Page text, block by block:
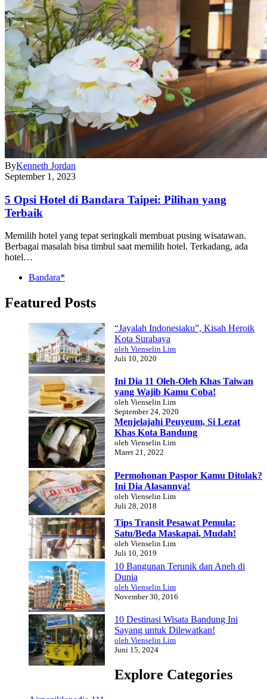
ByKenneth Jordan
September 1, 2023
5 Opsi Hotel di Bandara Taipei: Pilihan yang
Terbaik
Memilih hotel yang tepat seringkali membuat pusing wisatawan.
Berbagai masalah bisa timbul saat memilih hotel. Terkadang, ada
hotel…
Bandara*
Featured Posts
“Jayalah Indonesiaku”, Kisah Heroik
Kota Surabaya
oleh Vienselin Lim
Juli 10, 2020
Ini Dia 11 Oleh-Oleh Khas Taiwan
yang Wajib Kamu Coba!
oleh Vienselin Lim
September 24, 2020
Menjelajahi Peuyeum, Si Lezat
Khas Kota Bandung
oleh Vienselin Lim
Maret 21, 2022
Permohonan Paspor Kamu Ditolak?
Ini Dia Alasannya!
oleh Vienselin Lim
Juli 28, 2018
Tips Transit Pesawat Pemula:
Satu/Beda Maskapai, Mudah!
oleh Vienselin Lim
Juli 10, 2019
10 Bangunan Terunik dan Aneh di
Dunia
oleh Vienselin Lim
November 30, 2016
10 Destinasi Wisata Bandung Ini
Sayang untuk Dilewatkan!
oleh Vienselin Lim
Juni 15, 2024
Explore Categories